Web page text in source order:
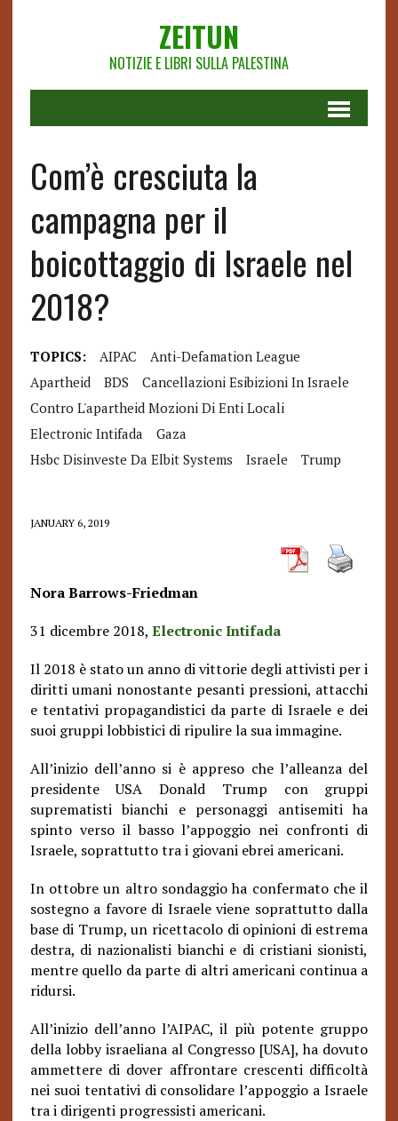
ZEITUN
NOTIZIE E LIBRI SULLA PALESTINA
Com’è cresciuta la
campagna per il
boicottaggio di Israele nel
2018?
TOPICS: AIPAC
Anti-Defamation League
Apartheid
BDS
Cancellazioni Esibizioni In Israele
Contro L'apartheid Mozioni Di Enti Locali
Electronic Intifada
Gaza
Hsbc Disinveste Da Elbit Systems
Israele Trump
JANUARY 6, 2019
Nora Barrows-Friedman
31 dicembre 2018, Electronic Intifada
Il 2018 è stato un anno di vittorie degli attivisti per i
diritti umani nonostante pesanti pressioni, attacchi
e tentativi propagandistici da parte di Israele e dei
suoi gruppi lobbistici di ripulire la sua immagine.
All’inizio dell’anno si è appreso che l’alleanza del
presidente USA Donald Trump con gruppi
suprematisti bianchi e personaggi antisemiti ha
spinto verso il basso l’appoggio nei confronti di
Israele, soprattutto tra i giovani ebrei americani.
In ottobre un altro sondaggio ha confermato che il
sostegno a favore di Israele viene soprattutto dalla
base di Trump, un ricettacolo di opinioni di estrema
destra, di nazionalisti bianchi e di cristiani sionisti,
mentre quello da parte di altri americani continua a
ridursi.
All’inizio dell’anno l’AIPAC, il più potente gruppo
della lobby israeliana al Congresso [USA], ha dovuto
ammettere di dover affrontare crescenti difficoltà
nei suoi tentativi di consolidare l’appoggio a Israele
tra i dirigenti progressisti americani.